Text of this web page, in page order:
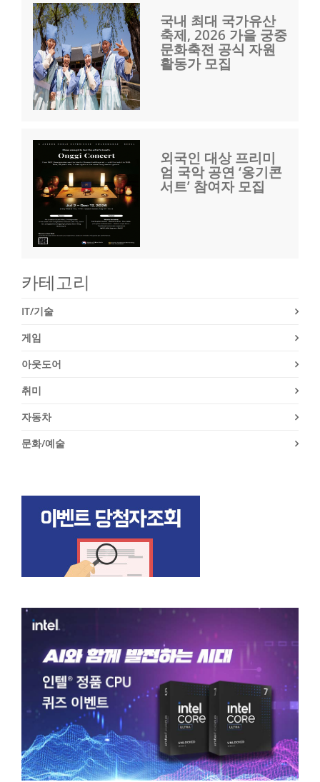
국내 최대 국가유산
축제, 2026 가을 궁중
문화축전 공식 자원
활동가 모집
외국인 대상 프리미
엄 국악 공연 ‘옹기콘
서트’ 참여자 모집
카테고리
IT/기술
게임
아웃도어
취미
자동차
문화/예술